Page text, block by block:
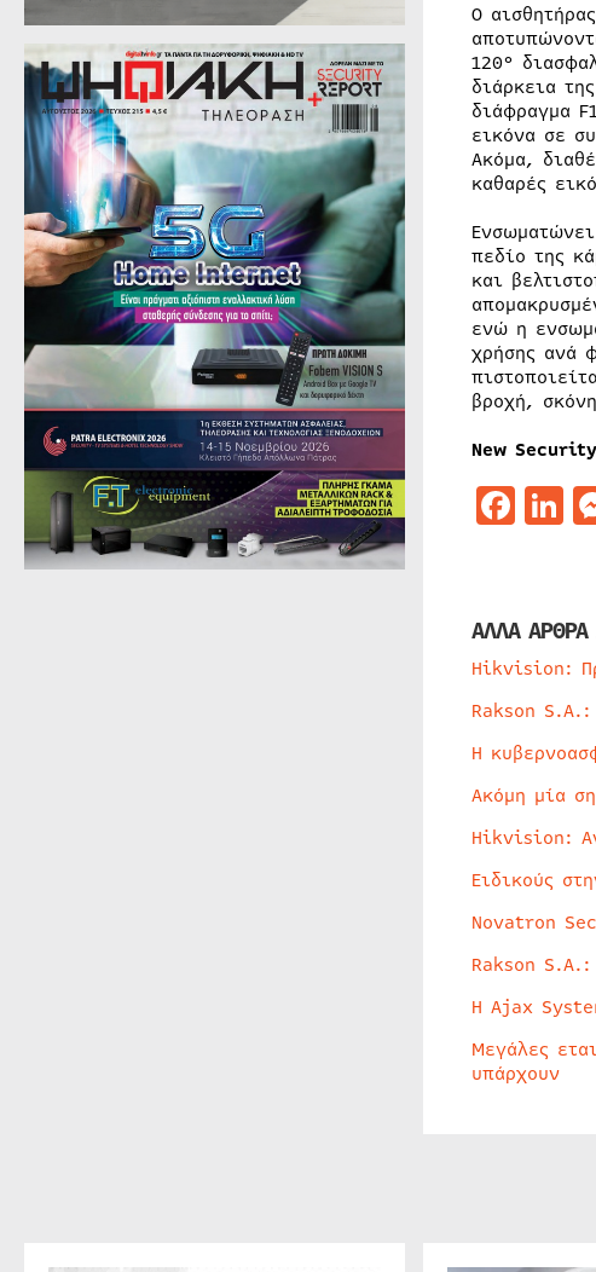
Ο
120°
διάρκεια
διάφραγμα
εικόνα σε
Ακόμα,
καθαρές
πεδίο της
και
ενώ η
χρήσης ανά
βροχή,
New
ΑΛΛΑ ΑΡΘΡΑ
Hikvision:
Rakson
Η
Ακόμη μία
Hikvision:
Ειδικούς
Novatron
Rakson
Η Ajax
Μεγάλες
υπάρχουν